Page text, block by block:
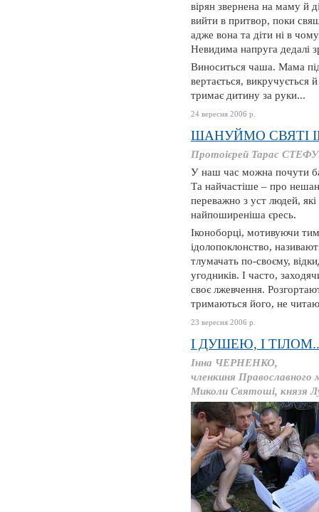
вірян звернена на маму й
вийти в притвор, поки
адже вона та діти ні в
Невидима напруга дедалі
Виноситься чаша. Мама
вертається, викручується
тримає дитину за руки...
24 вересня 2006 р.
ШАНУЙМО СВЯТІ
Протоієрей Тарас
У наш час можна почути
Та найчастіше – про
переважно з уст людей,
найпоширеніша єресь.
Іконоборці, мотивуючи
ідолопоклонство,
тлумачать по-своєму,
угодників. І часто,
своє лжевчення.
тримаються його, не
23 вересня 2006 р.
І ДУШЕЮ, І
Інна ЧЕРНЕНКО,
членкиня Православного
Миколи Святоші, князя